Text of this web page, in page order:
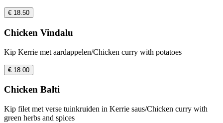
€ 18.50
Chicken Vindalu
Kip Kerrie met aardappelen/Chicken curry with potatoes
€ 18.00
Chicken Balti
Kip filet met verse tuinkruiden in Kerrie saus/Chicken curry with
green herbs and spices